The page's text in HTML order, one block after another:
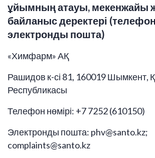
ұйымның атауы, мекенжайы
байланыс деректері
электронды пошта)
«Химфарм» АҚ
Рашидов к-сі 81, 160019 Шымкент,
Республикасы
Телефон нөмірі: +7 7252 (610150)
Электронды пошта: phv@santo.kz;
complaints@santo.kz